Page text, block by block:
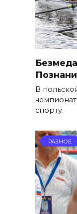
Познани
В
спорту.
РАЗНОЕ